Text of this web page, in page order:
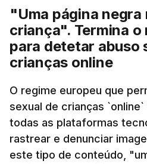
"Uma página
criança". Termina o
para detetar abuso
crianças online
O regime europeu que
sexual de crianças
todas as plataformas
rastrear e denunciar
este tipo de conteúdo,